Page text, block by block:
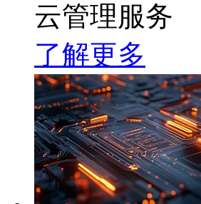
云管理服务
了解更多